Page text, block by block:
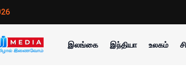
இலங்கை இந்தியா உலகம்